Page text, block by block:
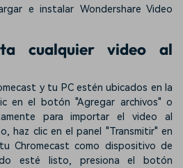
e instalar Wondershare Video
cualquier video al
y tu PC estén ubicados en la
en el botón "Agregar archivos" o
para importar el video al
haz clic en el panel "Transmitir" en
Chromecast como dispositivo de
esté listo, presiona el botón